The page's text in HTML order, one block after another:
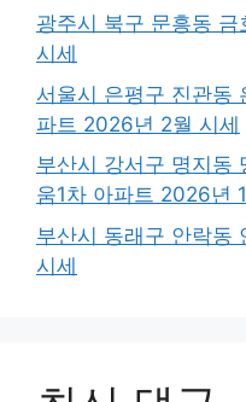
광주시 북구 문흥동
시세
서울시 은평구 진관동
파트 2026년 2월 시세
부산시 강서구 명지동
움1차 아파트 2026년
부산시 동래구 안락동
시세